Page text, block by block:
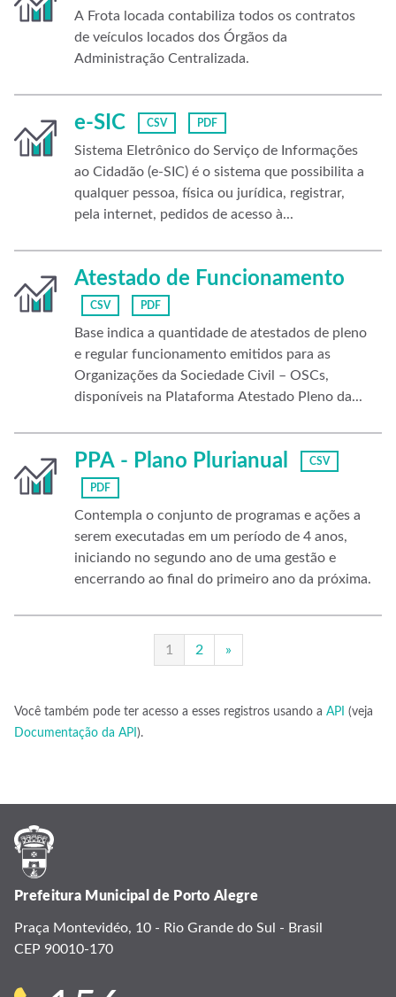
A Frota locada contabiliza todos os contratos
de veículos locados dos Órgãos da
Administração Centralizada.
e-SIC CSV PDF
Sistema Eletrônico do Serviço de Informações
ao Cidadão (e-SIC) é o sistema que possibilita a
qualquer pessoa, física ou jurídica, registrar,
pela internet, pedidos de acesso à...
Atestado de Funcionamento
CSV PDF
Base indica a quantidade de atestados de pleno
e regular funcionamento emitidos para as
Organizações da Sociedade Civil – OSCs,
disponíveis na Plataforma Atestado Pleno da...
PPA - Plano Plurianual CSV
PDF
Contempla o conjunto de programas e ações a
serem executadas em um período de 4 anos,
iniciando no segundo ano de uma gestão e
encerrando ao final do primeiro ano da próxima.
1 2 »
Você também pode ter acesso a esses registros usando a API (veja
Documentação da API ).
Prefeitura Municipal de Porto Alegre
Praça Montevidéo, 10 - Rio Grande do Sul - Brasil
CEP 90010-170